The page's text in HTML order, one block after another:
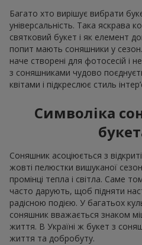
Багато хто вирішує вибрати
універсальність. Така яскрава
святковий букет і як елемент
попит мають соняшники у
наче створені для фотосесій і
з соняшниками чудово
квітами і підкреслює стиль
Символіка
Соняшник асоціюється з
жовті пелюстки вишуканої
промінці тепла і світла. Саме
часто дарують, щоб підняти
радісною подією. У багатьох
соняшник вважається знаком
життя. В Україні ж букет з
життя та добробуту.